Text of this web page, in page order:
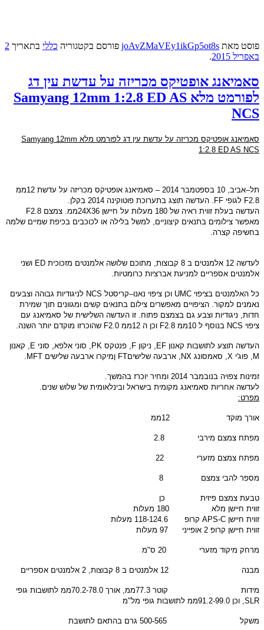
פוסט מאת joAvZMaVEy1ikGp5ot8s פורסם בקטגוריה כללי בתאריך 2
באפריל 2015
.
סאמיאנג אופטיקס מכריזה על עדשת עין דג
לפורמט מלא Samyang 12mm 1:2.8 ED AS
NCS
סאמיאנג אופטיקס מכריזה על עדשת עין דג לפורמט מלא Samyang 12mm
1:2.8 ED AS NCS
תל–אביב, 10 בספטמבר 2014 – סאמיאנג אופטיקס מכריזה על עדשת 12ממ
F2.8 לגופי FF. העדשה תוצג בתערוכת פוטוקינה 2014 בקלן.
העדשה בעלת זווית ראיה של 180 מעלות על חיישן 24X36ממ. צמצם F2.8
מאפשר צילומים בתנאים קיצוניים, למשל בלילה או לכוכבים בכיפת שמיים שלמה
בחשיפה קצרה.
לעדשה 12 אלמנטים ב 8 קבוצות, מתוכם שלושה אלמנטים מזכוכית ED ושני
אלמנטים אספריים למניעת אברציות כרומטיות.
כל האלמנטים בציפוי UMC וכן ציפוי נאנו–קריסטל NCS לניגודיות גבוהה וצבעים
נאמנים למקור. הציפויים מאפשרים צילום בתנאים קשים ומגוונים תוך שמירת
חדות, ניגודיות וצבע גם בצמצם פתוח. זו העדשה השלישית של סאמיאנג עם
ציפוי NCS בנוסף ל 10ממ F2.8 וכן ה 12ממ F2.0 שהוכרזו מוקדם יותר השנה.
העדשה תוצע לתושבות קאנון EF, ניקון F, פנטקס PK, סוני אלפא, סוני E,
קאנון
M,
פוג'י X, סאמסונג NX, ארבעה שלישיםFT ןמיקרו ארבעה שלישים MFT
.
זמינות צפויה בנובמבר 2014 ומחיר יוכרז בהמשך.
לעדשה אחריות סאמיאנג מקומית בישראל ובינלאומית של שלוש שנים.
מפרט:
אורך מוקד ממ
מפתח צמצם מירבי
מפתח צמצם מזערי
מספר להבי צמצם
טבעת צמצם פיזית כן
זווית חיישן מלא 180 מעלות
זווית חיישן APS-C קרופ
118-124.6 מעלות
זווית חיישן קרופ 2 אופייני 97 מעלות
מרחק מיקוד מזערי ס"מ
מבנה אלמנטים ב 8 קבוצות, 2 אלמנטים אספריים
מידות קוטר 77.3ממ, אורך 70.2-78.0ממ לתושבות גופי
SLR, וכן 91.2-99.0ממ לתושבות גופי מל"מ
משקל גרם בהתאם לתושבת